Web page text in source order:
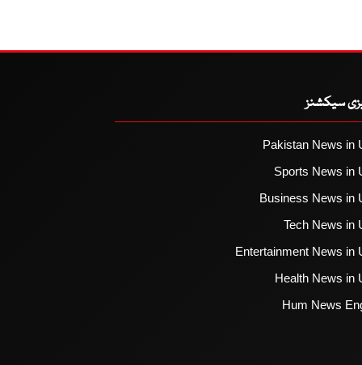
سیکشنز
Pakistan News in
Sports News in
Business News in
Tech News in
Entertainment News in
Health News in
Hum News